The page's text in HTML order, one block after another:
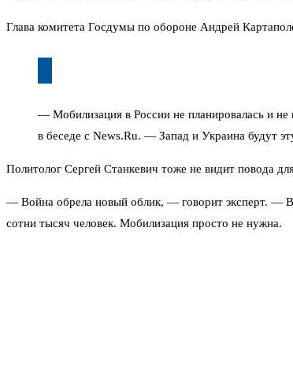
Глава комитета Госдумы по обороне Андрей
— Мобилизация в России не планировалась и
в беседе с News.Ru. — Запад и Украина будут
Политолог Сергей Станкевич тоже не видит повода
— Война обрела новый облик, — говорит эксперт. —
сотни тысяч человек. Мобилизация просто не нужна.